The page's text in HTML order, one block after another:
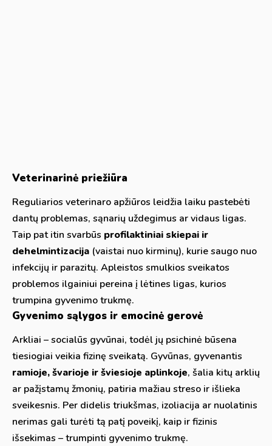
Veterinarinė priežiūra
Reguliarios veterinaro apžiūros leidžia laiku pastebėti
dantų problemas, sąnarių uždegimus ar vidaus ligas.
Taip pat itin svarbūs profilaktiniai skiepai ir
dehelmintizacija (vaistai nuo kirminų), kurie saugo nuo
infekcijų ir parazitų. Apleistos smulkios sveikatos
problemos ilgainiui pereina į lėtines ligas, kurios
trumpina gyvenimo trukmę.
Gyvenimo sąlygos ir emocinė gerovė
Arkliai – socialūs gyvūnai, todėl jų psichinė būsena
tiesiogiai veikia fizinę sveikatą. Gyvūnas, gyvenantis
ramioje, švarioje ir šviesioje aplinkoje, šalia kitų arklių
ar pažįstamų žmonių, patiria mažiau streso ir išlieka
sveikesnis. Per didelis triukšmas, izoliacija ar nuolatinis
nerimas gali turėti tą patį poveikį, kaip ir fizinis
išsekimas – trumpinti gyvenimo trukmę.